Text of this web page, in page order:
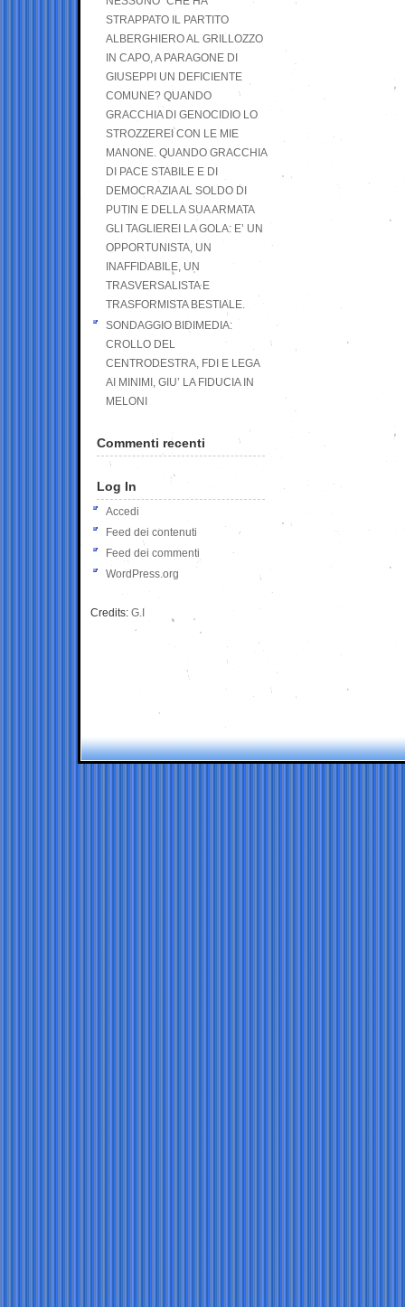
STRAPPATO IL PARTITO
ALBERGHIERO AL GRILLOZZO
IN CAPO, A PARAGONE DI
GIUSEPPI UN DEFICIENTE
COMUNE? QUANDO
GRACCHIA DI GENOCIDIO LO
STROZZEREI CON LE MIE
MANONE. QUANDO GRACCHIA
DI PACE STABILE E DI
DEMOCRAZIA AL SOLDO DI
PUTIN E DELLA SUA ARMATA
GLI TAGLIEREI LA GOLA: E’ UN
OPPORTUNISTA, UN
INAFFIDABILE, UN
TRASVERSALISTA E
TRASFORMISTA BESTIALE.
SONDAGGIO BIDIMEDIA:
CROLLO DEL
CENTRODESTRA, FDI E LEGA
AI MINIMI, GIU’ LA FIDUCIA IN
MELONI
Commenti recenti
Log In
Accedi
Feed dei contenuti
Feed dei commenti
WordPress.org
Credits: G.I